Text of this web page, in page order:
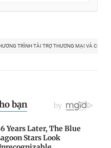
TRÌNH TÀI TRỢ THƯƠNG MẠI VÀ CHUỖI